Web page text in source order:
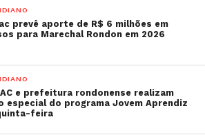
prevê aporte de R$ 6 milhões em
para Marechal Rondon em 2026
e prefeitura rondonense realizam
especial do programa Jovem Aprendiz
feira